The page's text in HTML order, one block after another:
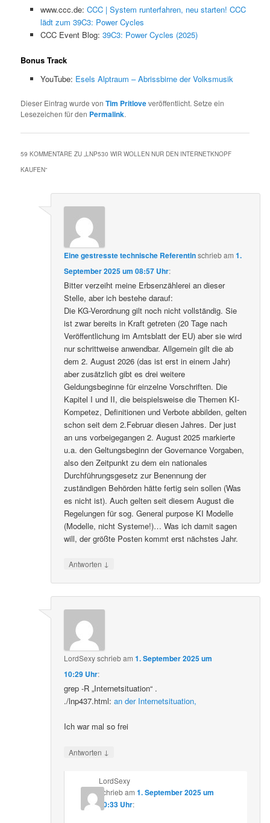
www.ccc.de: CCC | System runterfahren, neu starten! CCC
lädt zum 39C3: Power Cycles
CCC Event Blog: 39C3: Power Cycles (2025)
Bonus Track
YouTube: Esels Alptraum – Abrissbirne der Volksmusik
Dieser Eintrag wurde vonTim Pritloveveröffentlicht. Setze ein
Lesezeichen für den Permalink.
59 KOMMENTARE ZU „LNP530 WIR WOLLEN NUR DEN INTERNETKNOPF
KAUFEN“
Eine gestresste technische Referentinschriebam1.
September 2025 um 08:57 Uhr:
Bitter verzeiht meine Erbsenzählerei an dieser
Stelle, aber ich bestehe darauf:
Die KG-Verordnung gilt noch nicht vollständig. Sie
ist zwar bereits in Kraft getreten (20 Tage nach
Veröffentlichung im Amtsblatt der EU) aber sie wird
nur schrittweise anwendbar. Allgemein gilt die ab
dem 2. August 2026 (das ist erst in einem Jahr)
aber zusätzlich gibt es drei weitere
Geldungsbeginne für einzelne Vorschriften. Die
Kapitel I und II, die beispielsweise die Themen KI-
Kompetez, Definitionen und Verbote abbilden, gelten
schon seit dem 2.Februar diesen Jahres. Der just
an uns vorbeigegangen 2. August 2025 markierte
u.a. den Geltungsbeginn der Governance Vorgaben,
also den Zeitpunkt zu dem ein nationales
Durchführungsgesetz zur Benennung der
zuständigen Behörden hätte fertig sein sollen (Was
es nicht ist). Auch gelten seit diesem August die
Regelungen für sog. General purpose KI Modelle
(Modelle, nicht Systeme!)… Was ich damit sagen
will, der größte Posten kommt erst nächstes Jahr.
Antworten ↓
LordSexyschriebam1. September 2025 um
10:29 Uhr:
grep -R „Internetsituation“ .
./lnp437.html:an der Internetsituation,
Ich war mal so frei
Antworten ↓
LordSexy
schriebam 1. September 2025 um
10:33 Uhr: